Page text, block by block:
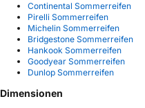
Continental Sommerreifen
Pirelli Sommerreifen
Michelin Sommerreifen
Bridgestone Sommerreifen
Hankook Sommerreifen
Goodyear Sommerreifen
Dunlop Sommerreifen
Dimensionen